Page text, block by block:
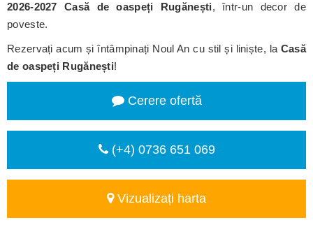
2026-2027 Casă de oaspeți Rugănești, într-un decor de
poveste.
Rezervați acum și întâmpinați Noul An cu stil și liniște, la Casă
de oaspeți Rugănești!
Cerere ofertă
(+4) 0736 651 069
Vizualizați harta